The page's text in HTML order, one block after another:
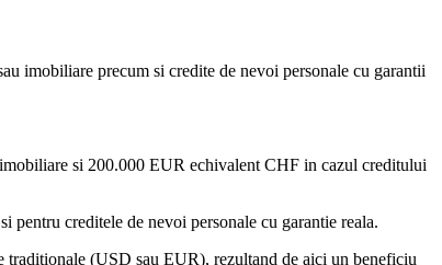
imobiliare precum si credite de nevoi personale cu garantii
si 200.000 EUR echivalent CHF in cazul creditului
pentru creditele de nevoi personale cu garantie reala.
(USD sau EUR), rezultand de aici un beneficiu